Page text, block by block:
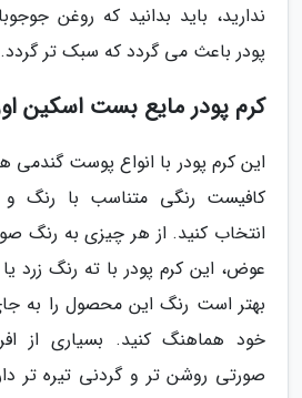
ندارید، باید بدانید که روغن
پودر باعث می گردد که سبک تر گردد.
کرم پودر مایع بست اسکین
این کرم پودر با انواع پوست
کافیست رنگی متناسب با رنگ
انتخاب کنید. از هر چیزی به رنگ
عوض، این کرم پودر با ته رنگ زرد
بهتر است رنگ این محصول را به
خود هماهنگ کنید. بسیاری از
صورتی روشن تر و گردنی تیره تر